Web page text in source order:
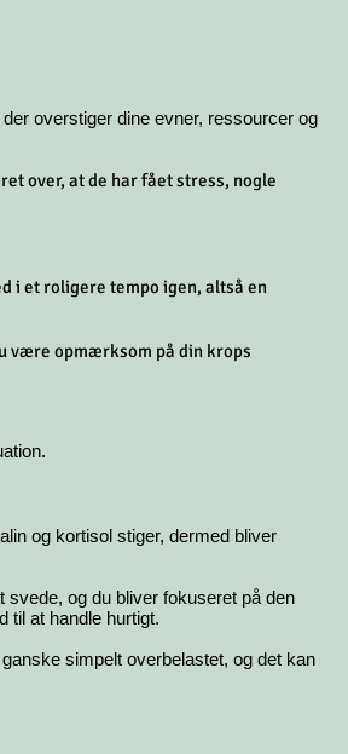
overstiger dine evner, ressourcer og
over, at de har fået stress, nogle
i et roligere tempo igen, altså en
være opmærksom på din krops
og kortisol stiger, dermed bliver
og du bliver fokuseret på den
til at handle hurtigt.
simpelt overbelastet, og det kan